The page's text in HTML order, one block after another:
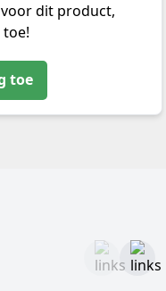
dit product,
toe